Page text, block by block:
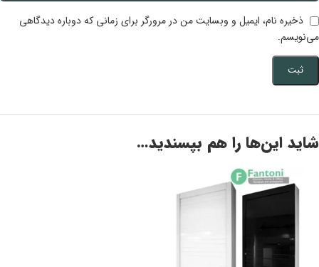
ذخیره نام، ایمیل و وبسایت من در مرورگر برای زمانی که دوباره دیدگاهی
می‌نویسم.
شاید این‌ها را هم بپسندید…